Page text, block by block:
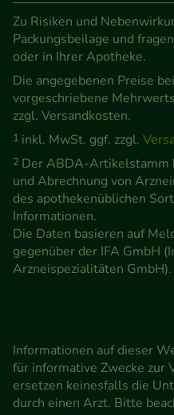
Zu Risiken und
Packungsbeilage und
oder in Ihrer Apotheke.
Die angegebenen Preise
vorgeschriebene
zzgl. Versandkosten.
1 inkl. MwSt. ggf. zzgl.
2 Der ABDA-Artikelstamm
und Abrechnung von
des apothekenüblichen
Informationen.
Die Daten basieren auf
gegenüber der IFA GmbH
Arzneispezialitäten GmbH).
Informationen auf dieser
für informative Zwecke zur
ersetzen keinesfalls die
durch einen Arzt. Bitte